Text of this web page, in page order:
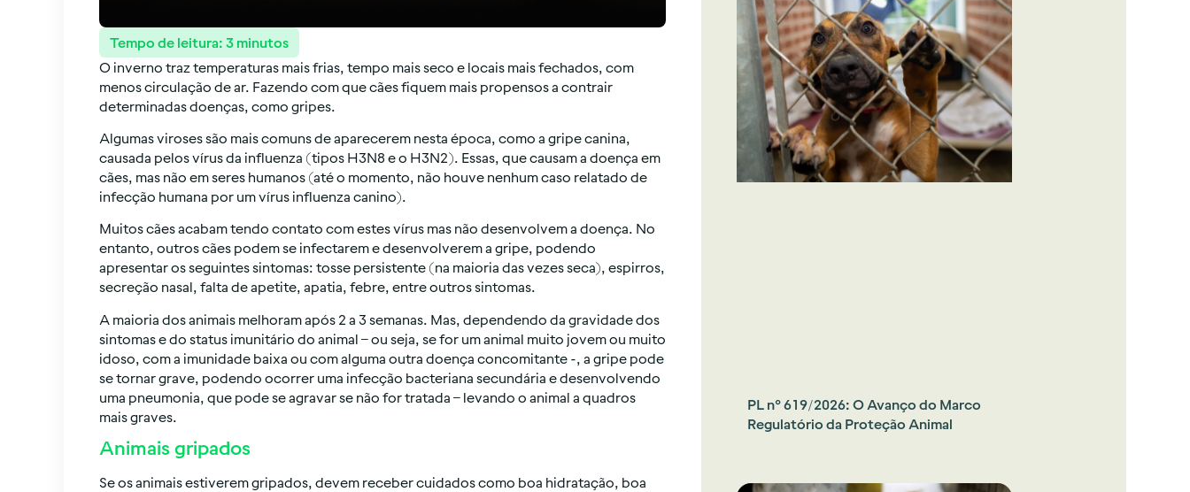
Tempo de leitura: 3 minutos
O inverno traz temperaturas mais frias, tempo mais seco e locais mais fechados, com
menos circulação de ar. Fazendo com que cães fiquem mais propensos a contrair
determinadas doenças, como gripes.
Algumas viroses são mais comuns de aparecerem nesta época, como a gripe canina,
causada pelos vírus da influenza (tipos H3N8 e o H3N2). Essas, que causam a doença em
cães, mas não em seres humanos (até o momento, não houve nenhum caso relatado de
infecção humana por um vírus influenza canino).
Muitos cães acabam tendo contato com estes vírus mas não desenvolvem a doença. No
entanto, outros cães podem se infectarem e desenvolverem a gripe, podendo
apresentar os seguintes sintomas: tosse persistente (na maioria das vezes seca), espirros,
secreção nasal, falta de apetite, apatia, febre, entre outros sintomas.
A maioria dos animais melhoram após 2 a 3 semanas. Mas, dependendo da gravidade dos
sintomas e do status imunitário do animal – ou seja, se for um animal muito jovem ou muito
idoso, com a imunidade baixa ou com alguma outra doença concomitante -, a gripe pode
se tornar grave, podendo ocorrer uma infecção bacteriana secundária e desenvolvendo
uma pneumonia, que pode se agravar se não for tratada – levando o animal a quadros
mais graves.
Animais gripados
Se os animais estiverem gripados, devem receber cuidados como boa hidratação, boa
PL nº 619/2026: O Avanço do Marco
Regulatório da Proteção Animal